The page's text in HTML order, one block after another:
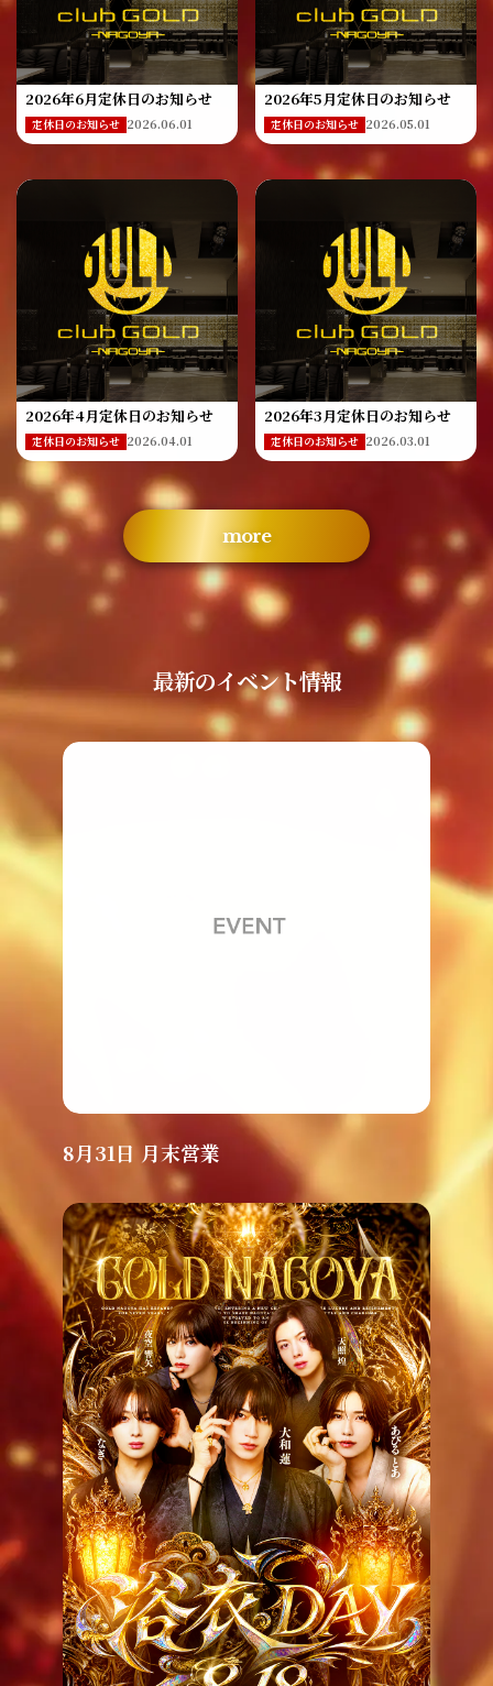
2026年6月定休日のお知らせ
定休日のお知らせ 2026.06.01
2026年5月定休日のお知らせ
定休日のお知らせ 2026.05.01
2026年4月定休日のお知らせ
定休日のお知らせ 2026.04.01
2026年3月定休日のお知らせ
定休日のお知らせ 2026.03.01
more
最新のイベント情報
8月31日 月末営業